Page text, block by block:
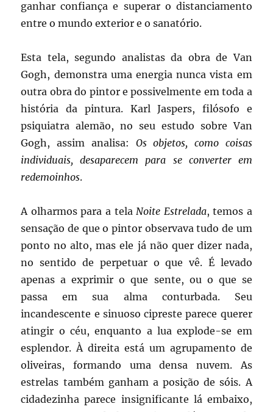
ganhar confiança e superar o distanciamento
entre o mundo exterior e o sanatório.
Esta tela, segundo analistas da obra de Van
Gogh, demonstra uma energia nunca vista em
outra obra do pintor e possivelmente em toda a
história da pintura. Karl Jaspers, filósofo e
psiquiatra alemão, no seu estudo sobre Van
Gogh, assim analisa: Os objetos, como coisas
individuais, desaparecem para se converter em
redemoinhos.
A olharmos para a tela Noite Estrelada, temos a
sensação de que o pintor observava tudo de um
ponto no alto, mas ele já não quer dizer nada,
no sentido de perpetuar o que vê. É levado
apenas a exprimir o que sente, ou o que se
passa em sua alma conturbada. Seu
incandescente e sinuoso cipreste parece querer
atingir o céu, enquanto a lua explode-se em
esplendor. À direita está um agrupamento de
oliveiras, formando uma densa nuvem. As
estrelas também ganham a posição de sóis. A
cidadezinha parece insignificante lá embaixo,